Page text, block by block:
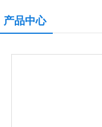
产品中心